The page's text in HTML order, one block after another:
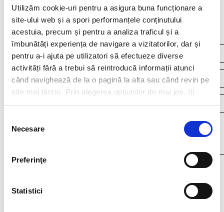
Utilizăm cookie-uri pentru a asigura buna funcționare a
site-ului web și a spori performanțele conținutului
acestuia, precum și pentru a analiza traficul și a
îmbunătăți experiența de navigare a vizitatorilor, dar și
pentru a-i ajuta pe utilizatori să efectueze diverse
activități fără a trebui să reintroducă informații atunci
când navighează de la o pagină la alta sau când revin pe
site mai târziu. Prin alegerea opțiunilor de mai jos, îți
exprimi acordul explicit de stocare a cookies pe care le-
consimțământului
Necesare
Preferinţe
Statistici
Continuous recruitment